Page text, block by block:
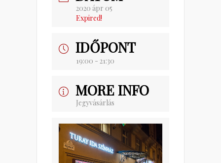
2020 ápr 05
Expired!
IDŐPONT
19:00 - 21:30
MORE INFO
Jegyvásárlás